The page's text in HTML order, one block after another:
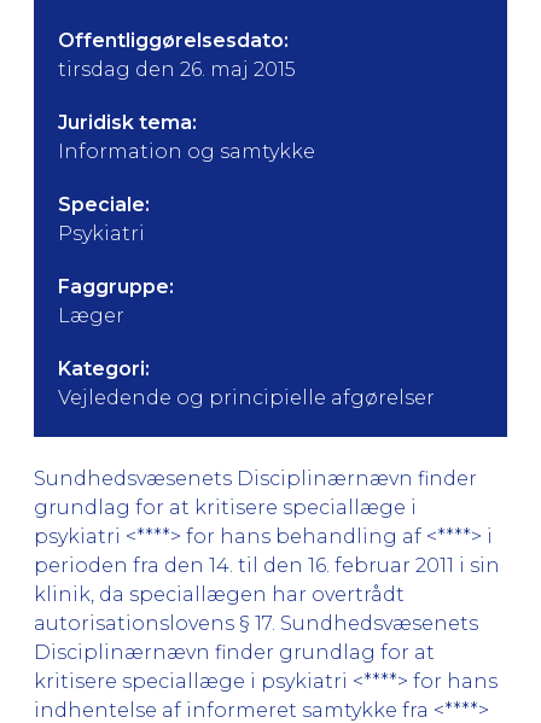
Offentliggørelsesdato:
tirsdag den 26. maj 2015
Juridisk tema:
Information og samtykke
Speciale:
Psykiatri
Faggruppe:
Læger
Kategori:
Vejledende og principielle afgørelser
Sundhedsvæsenets Disciplinærnævn finder
grundlag for at kritisere speciallæge i
psykiatri <****> for hans behandling af <****> i
perioden fra den 14. til den 16. februar 2011 i sin
klinik, da speciallægen har overtrådt
autorisationslovens § 17. Sundhedsvæsenets
Disciplinærnævn finder grundlag for at
kritisere speciallæge i psykiatri <****> for hans
indhentelse af informeret samtykke fra <****>